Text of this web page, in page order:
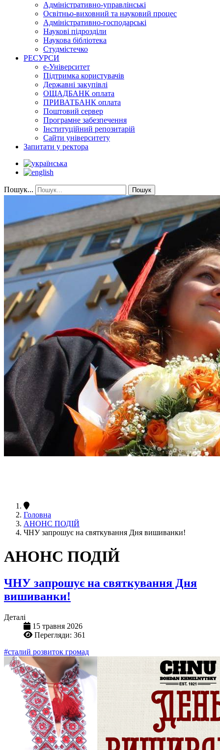
Адміністративно-управлінські
Освітньо-виховний та науковий процес
Адміністративно-господарські
Наукові підрозділи
Наукова бібліотека
Студмістечко
РЕСУРСИ
е-Університет
Підтримка користувачів
Державні закупівлі
ОЩАДБАНК оплата
ПРИВАТБАНК оплата
Поштовий сервер
Програмне забезпечення
Інституційний репозитарій
Сайти університету
Запитати у ректора
Пошук... Пошук
Головна
АНОНС ПОДІЙ
ЧНУ запрошує на святкування Дня вишиванки!
АНОНС ПОДІЙ
ЧНУ запрошує на святкування Дня
вишиванки!
Деталі
15 травня 2026
Перегляди: 361
#сталий розвиток громад